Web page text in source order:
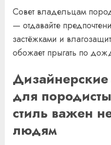
Совет владельцам
— отдавайте
застёжками и
обожает прыгать по
Дизайнерские
для
стиль важен
людям